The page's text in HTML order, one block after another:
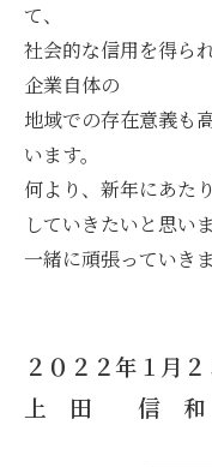
て、
社会的な信用を得ら
企業自体の
地域での存在意義も
います。
何より、新年にあた
していきたいと思いま
一緒に頑張っていき
２０２２年１月２
上 田 信 和